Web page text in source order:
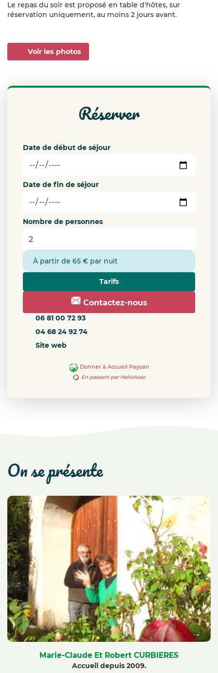
Le repas du soir est proposé en table d'hôtes, sur
réservation uniquement, au moins 2 jours avant.
Voir les photos
réserver
Date de début de séjour
Date de fin de séjour
Nombre de personnes
À partir de 65 € par nuit
Tarifs
Contactez-nous
06 81 00 72 93
04 68 24 92 74
Site web
Donner à Accueil Paysan
En passant par HelloAsso
on se présente
Marie-Claude Et Robert CURBIERES
Accueil depuis 2009.